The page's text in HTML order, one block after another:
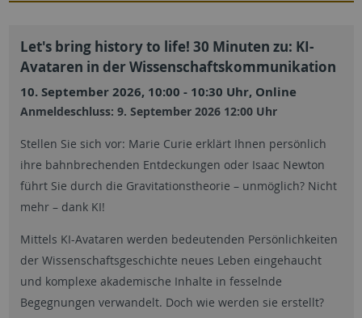
Let's bring history to life! 30 Minuten zu: KI-
Avataren in der Wissenschaftskommunikation
10. September 2026, 10:00 - 10:30 Uhr, Online
Anmeldeschluss: 9. September 2026 12:00 Uhr
Stellen Sie sich vor: Marie Curie erklärt Ihnen persönlich
ihre bahnbrechenden Entdeckungen oder Isaac Newton
führt Sie durch die Gravitationstheorie – unmöglich? Nicht
mehr – dank KI!
Mittels KI-Avataren werden bedeutenden Persönlichkeiten
der Wissenschaftsgeschichte neues Leben eingehaucht
und komplexe akademische Inhalte in fesselnde
Begegnungen verwandelt. Doch wie werden sie erstellt?